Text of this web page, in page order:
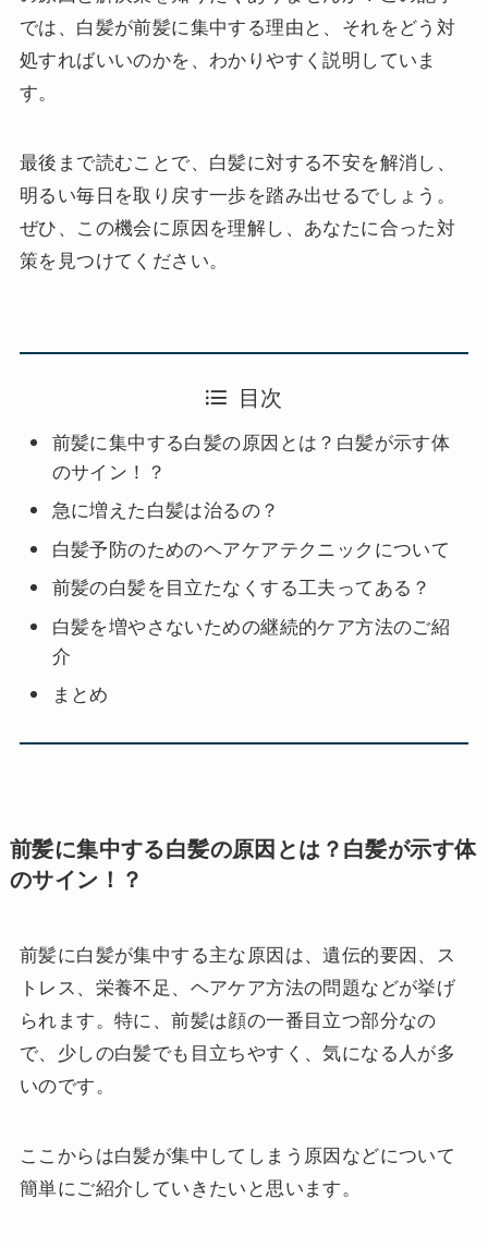
では、白髪が前髪に集中する理由と、それをどう対
処すればいいのかを、わかりやすく説明していま
す。
最後まで読むことで、白髪に対する不安を解消し、
明るい毎日を取り戻す一歩を踏み出せるでしょう。
ぜひ、この機会に原因を理解し、あなたに合った対
策を見つけてください。
目次
前髪に集中する白髪の原因とは？白髪が示す体
のサイン！？
急に増えた白髪は治るの？
白髪予防のためのヘアケアテクニックについて
前髪の白髪を目立たなくする工夫ってある？
白髪を増やさないための継続的ケア方法のご紹
介
まとめ
前髪に集中する白髪の原因とは？白髪が示す体
のサイン！？
前髪に白髪が集中する主な原因は、遺伝的要因、ス
トレス、栄養不足、ヘアケア方法の問題などが挙げ
られます。特に、前髪は顔の一番目立つ部分なの
で、少しの白髪でも目立ちやすく、気になる人が多
いのです。
ここからは白髪が集中してしまう原因などについて
簡単にご紹介していきたいと思います。